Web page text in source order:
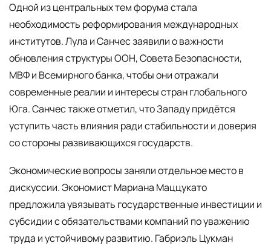
Одной из центральных тем форума стала
необходимость реформирования международных
институтов. Лула и Санчес заявили о важности
обновления структуры ООН, Совета Безопасности,
МВФ и Всемирного банка, чтобы они отражали
современные реалии и интересы стран глобального
Юга. Санчес также отметил, что Западу придётся
уступить часть влияния ради стабильности и доверия
со стороны развивающихся государств.
Экономические вопросы заняли отдельное место в
дискуссии. Экономист Мариана Маццукато
предложила увязывать государственные инвестиции и
субсидии с обязательствами компаний по уважению
труда и устойчивому развитию. Габриэль Цукман